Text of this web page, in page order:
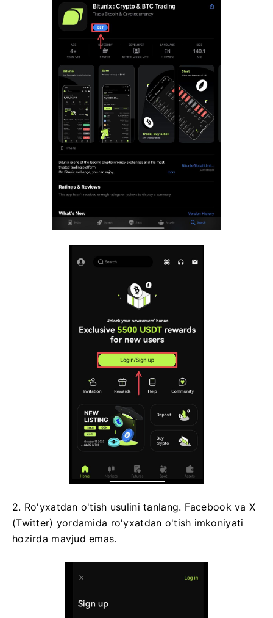
2. Ro'yxatdan o'tish usulini tanlang. Facebook va X
(Twitter) yordamida ro'yxatdan o'tish imkoniyati
hozirda mavjud emas.